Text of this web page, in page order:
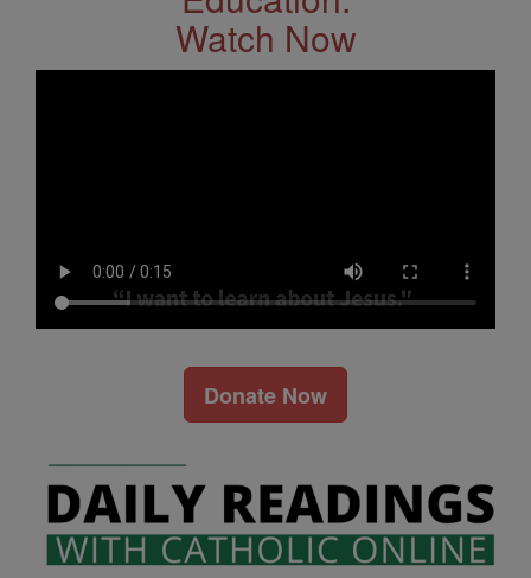
Watch Now
Donate Now